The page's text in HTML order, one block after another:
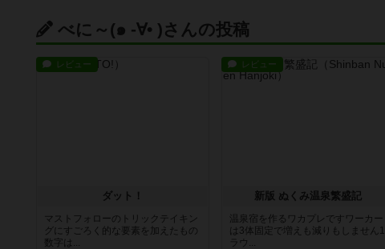
べに～(๑ -∀• )さんの投稿
レビュー
ダット！
マストフォローのトリックテイキン
グにすごろく的な要素を加えたもの
数字は...
レビュー
新版 ぬくみ温泉繁盛記
温泉宿を作るワカプレですワーカー
は3体固定で増えも減りもしません1
ラウ...